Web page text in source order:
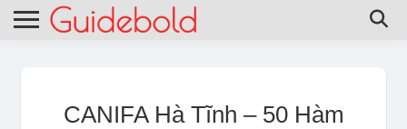
CANIFA Hà Tĩnh – 50 Hàm